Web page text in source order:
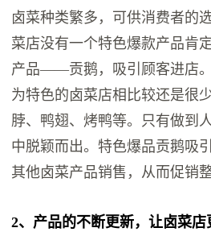
卤菜种类繁多，可供消费者的
菜店没有一个特色爆款产品肯
产品——贡鹅，吸引顾客进店
为特色的卤菜店相比较还是很
脖、鸭翅、烤鸭等。只有做到
中脱颖而出。特色爆品贡鹅吸
其他卤菜产品销售，从而促销
2、产品的不断更新，让卤菜店